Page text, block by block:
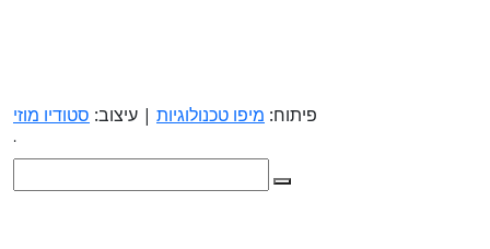
פיתוח: מיפו טכנולוגיות | עיצוב: סטודיו מוזי
.